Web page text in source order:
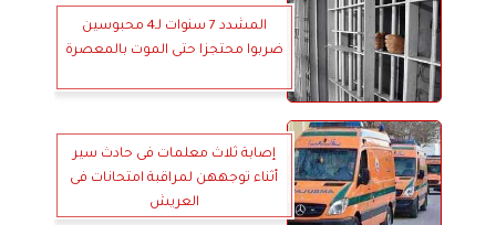
المشدد 7 سنوات لـ4 محبوسين
ضربوا محتجزا حتى الموت بالمعصرة
إصابة ثلاث معلمات فى حادث سير
أثناء توجههن لمراقبة امتحانات فى
العريش